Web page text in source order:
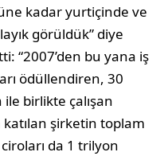
kadar yurtiçinde ve
görüldük” diye
“2007’den bu yana iş
ödüllendiren, 30
birlikte çalışan
katılan şirketin toplam
da 1 trilyon